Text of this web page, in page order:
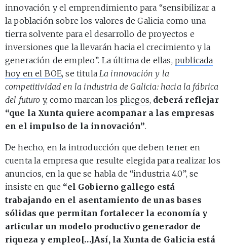
innovación y el emprendimiento para “sensibilizar a
la población sobre los valores de Galicia como una
tierra solvente para el desarrollo de proyectos e
inversiones que la llevarán hacia el crecimiento y la
generación de empleo”. La última de ellas, publicada
hoy en el BOE, se titula La innovación y la
competitividad en la industria de Galicia: hacia la fábrica
del futuro y, como marcanlos pliegos, deberá reflejar
“que la Xunta quiere acompañar a las empresas
en el impulso de la innovación”.
De hecho, en la introducción que deben tener en
cuenta la empresa que resulte elegida para realizar los
anuncios, en la que se habla de “industria 4.0”, se
insiste en que “el Gobierno gallego está
trabajando en el asentamiento de unas bases
sólidas que permitan fortalecer la economía y
articular un modelo productivo generador de
riqueza y empleo[…]Así, la Xunta de Galicia está